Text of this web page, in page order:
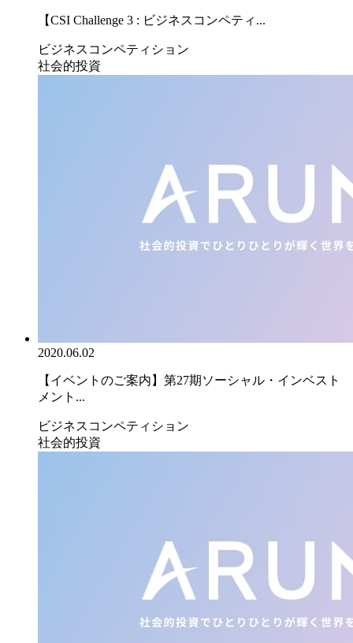
【CSI Challenge 3 : ビジネスコンペティ...
ビジネスコンペティション
社会的投資
2020.06.02
【イベントのご案内】第27期ソーシャル・インベスト
メント...
ビジネスコンペティション
社会的投資